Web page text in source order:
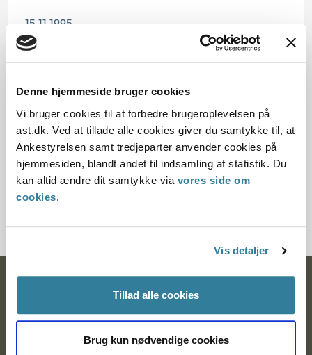
Denne hjemmeside bruger cookies
Vi bruger cookies til at forbedre brugeroplevelsen på
ast.dk. Ved at tillade alle cookies giver du samtykke til, at
Ankestyrelsen samt tredjeparter anvender cookies på
hjemmesiden, blandt andet til indsamling af statistik. Du
kan altid ændre dit samtykke via vores side om
cookies.
Vis detaljer
Tillad alle cookies
Brug kun nødvendige cookies
15.11.1995
Offentliggørelsesdato
12.07.2013
Paragraf
§ 14 § 1 § 91 § 58 § 2 § 2v
Journalnummer
Postadresse:
Nytorv 7, 2. sal